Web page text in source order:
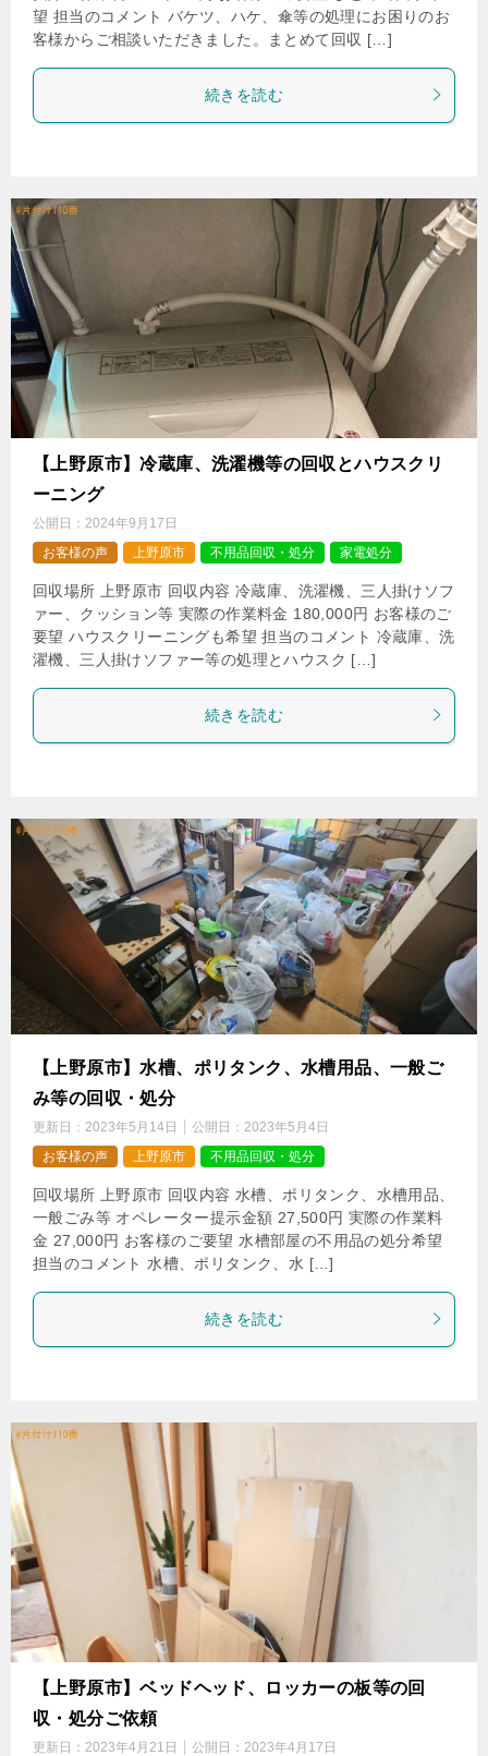
望 担当のコメント バケツ、ハケ、傘等の処理にお困りのお
客様からご相談いただきました。まとめて回収 […]
続きを読む
【上野原市】冷蔵庫、洗濯機等の回収とハウスクリ
ーニング
公開日： 2024年9月17日
お客様の声
上野原市 不用品回収・処分 家電処分
回収場所 上野原市 回収内容 冷蔵庫、洗濯機、三人掛けソフ
ァー、クッション等 実際の作業料金 180,000円 お客様のご
要望 ハウスクリーニングも希望 担当のコメント 冷蔵庫、洗
濯機、三人掛けソファー等の処理とハウスク […]
続きを読む
【上野原市】水槽、ポリタンク、水槽用品、一般ご
み等の回収・処分
更新日： 2023年5月14日 公開日： 2023年5月4日
お客様の声
上野原市 不用品回収・処分
回収場所 上野原市 回収内容 水槽、ポリタンク、水槽用品、
一般ごみ等 オペレーター提示金額 27,500円 実際の作業料
金 27,000円 お客様のご要望 水槽部屋の不用品の処分希望
担当のコメント 水槽、ポリタンク、水 […]
続きを読む
【上野原市】ベッドヘッド、ロッカーの板等の回
収・処分ご依頼
更新日： 2023年4月21日 公開日： 2023年4月17日